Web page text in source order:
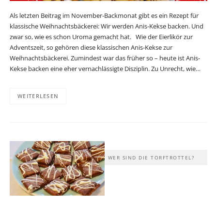
Als letzten Beitrag im November-Backmonat gibt es ein Rezept für
klassische Weihnachtsbäckerei: Wir werden Anis-Kekse backen. Und
zwar so, wie es schon Uroma gemacht hat. Wie der Eierlikör zur
Adventszeit, so gehören diese klassischen Anis-Kekse zur
Weihnachtsbäckerei. Zumindest war das früher so – heute ist Anis-
Kekse backen eine eher vernachlässigte Disziplin. Zu Unrecht, wie…
WEITERLESEN
WER SIND DIE TORFTROTTEL?